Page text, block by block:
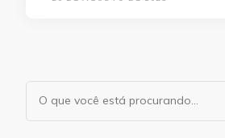
Procurando
algo?